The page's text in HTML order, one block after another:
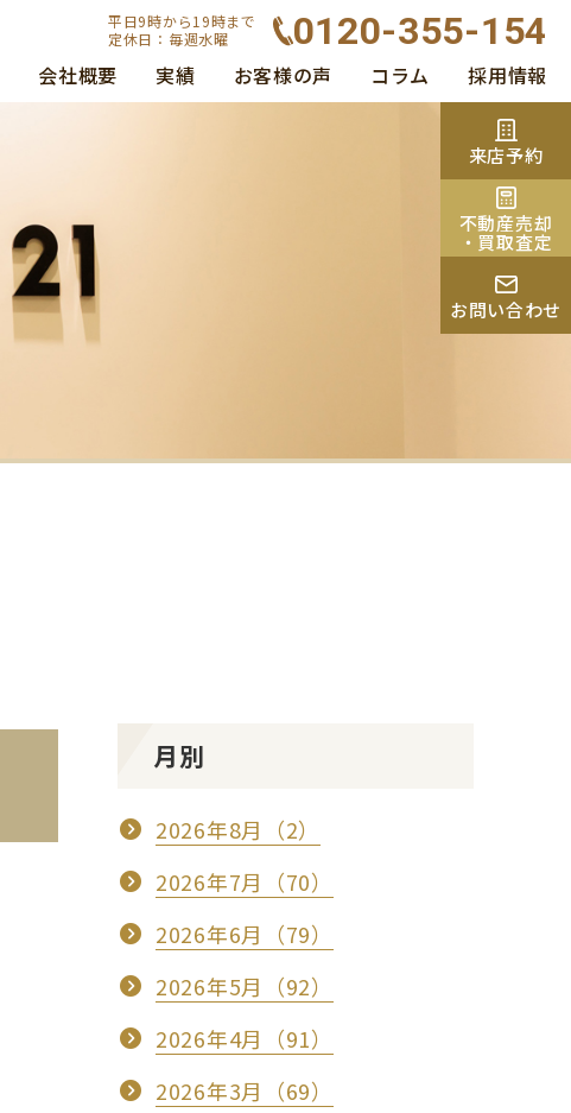
平日9時から19時まで
定休日：毎週水曜
0120-355-154
会社概要 実績 お客様の声 コラム 採用情報
来店予約
不動産売却
・買取査定
お問い合わせ
月別
2026年8月（2）
2026年7月（70）
2026年6月（79）
2026年5月（92）
2026年4月（91）
2026年3月（69）